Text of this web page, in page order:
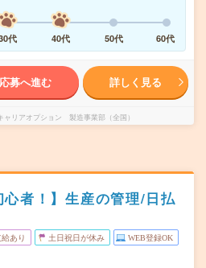
代 40代 50代 60代
応募へ進む 詳しく見る
ャリアオプション 製造事業部（全国）
心者！】生産の管理/日払
あり 土日祝日が休み WEB登録OK